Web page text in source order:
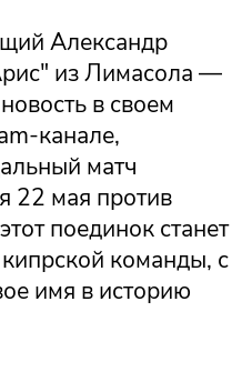
Александр
из Лимасола —
в своем
канале,
матч
22 мая против
поединок станет
команды, с
имя в историю